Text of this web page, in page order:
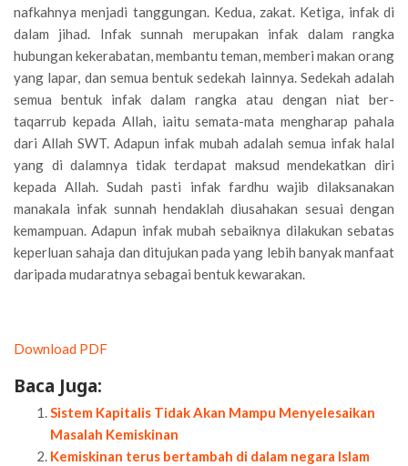
nafkahnya menjadi tanggungan. Kedua, zakat. Ketiga, infak di
dalam jihad. Infak sunnah merupakan infak dalam rangka
hubungan kekerabatan, membantu teman, memberi makan orang
yang lapar, dan semua bentuk sedekah lainnya. Sedekah adalah
semua bentuk infak dalam rangka atau dengan niat ber-
taqarrub kepada Allah, iaitu semata-mata mengharap pahala
dari Allah SWT. Adapun infak mubah adalah semua infak halal
yang di dalamnya tidak terdapat maksud mendekatkan diri
kepada Allah. Sudah pasti infak fardhu wajib dilaksanakan
manakala infak sunnah hendaklah diusahakan sesuai dengan
kemampuan. Ada­pun infak mubah sebaiknya dilakukan sebatas
keperluan sahaja dan ditujukan pada yang lebih banyak manfaat
daripada mudaratnya sebagai bentuk kewarakan.
Download PDF
Baca Juga:
Sistem Kapitalis Tidak Akan Mampu Menyelesaikan
Masalah Kemiskinan
Kemiskinan terus bertambah di dalam negara Islam